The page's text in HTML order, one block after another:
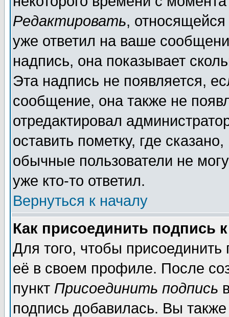
Редактировать,
уже ответил на ваше
надпись, она показывает
Эта надпись не появляется,
сообщение, она также не
отредактировал
оставить пометку, где
обычные пользователи не
уже кто-то ответил.
Вернуться к началу
Как присоединить подпись
Для того, чтобы
её в своем профиле. После
пункт Присоединить подпись
подпись добавилась. Вы